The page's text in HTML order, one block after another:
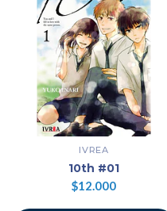
IVREA
10th #01
$12.000